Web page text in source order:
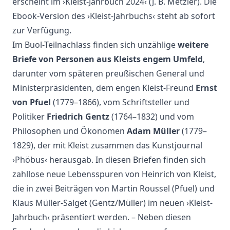
Ebook-Version des ›Kleist-Jahrbuchs‹ steht ab sofort
zur Verfügung.
Im Buol-Teilnachlass finden sich unzähligeweitere
Briefe von Personen aus Kleists engem Umfeld,
darunter vom späteren preußischen General und
Ministerpräsidenten, dem engen Kleist-Freund Ernst
von Pfuel (1779–1866), vom Schriftsteller und
Politiker Friedrich Gentz(1764–1832) und vom
Philosophen und Ökonomen Adam Müller(1779–
1829), der mit Kleist zusammen das Kunstjournal
›Phöbus‹ herausgab. In diesen Briefen finden sich
zahllose neue Lebensspuren von Heinrich von Kleist,
die in zwei Beiträgen von Martin Roussel (Pfuel) und
Klaus Müller-Salget (Gentz/Müller) im neuen ›Kleist-
Jahrbuch‹ präsentiert werden. – Neben diesen